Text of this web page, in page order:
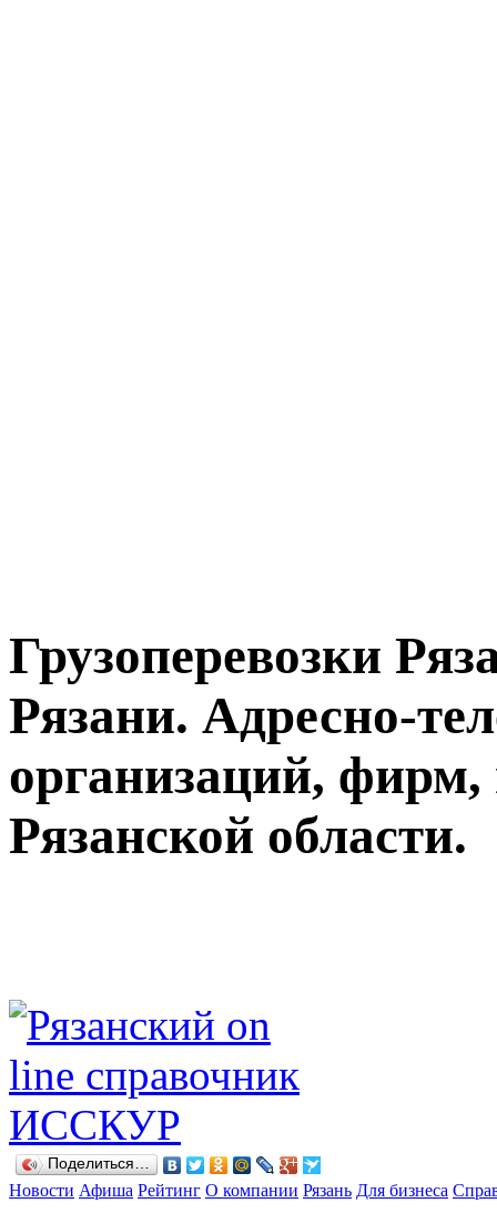
Грузоперевозки
Рязани. Адресно-
организаций,
Рязанской области.
Поделиться…
Новости Афиша Рейтинг О компании Рязань Для бизнеса